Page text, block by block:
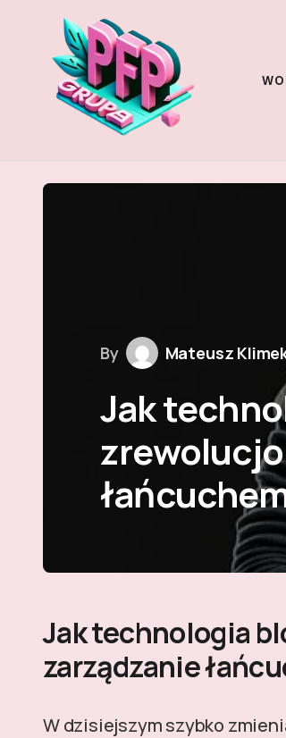
By Mateusz
Jak
Jak technologia
zarządzanie
W dzisiejszym szybko